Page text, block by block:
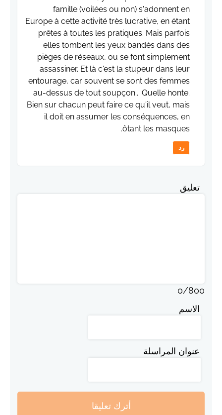
famille (voilées ou non) s'adonnent en
Europe à cette activité très lucrative, en étant
prêtes à toutes les pratiques. Mais parfois
elles tombent les yeux bandés dans des
pièges de réseaux, ou se font simplement
assassiner. Et là c'est la stupeur dans leur
entourage, car souvent se sont des femmes
au-dessus de tout soupçon... Quelle honte.
Bien sur chacun peut faire ce qu'il veut, mais
il doit en assumer les conséquences, en
ôtant les masques.
رد
تعليق
0/800
الاسم
عنوان المراسلة
أترك تعليقا